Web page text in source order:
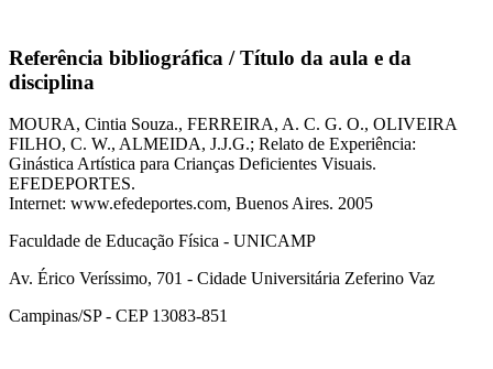
Referência bibliográfica / Título da aula e da
disciplina
MOURA, Cintia Souza., FERREIRA, A. C. G. O., OLIVEIRA
FILHO, C. W., ALMEIDA, J.J.G.; Relato de Experiência:
Ginástica Artística para Crianças Deficientes Visuais.
EFEDEPORTES.
Internet: www.efedeportes.com, Buenos Aires. 2005
Faculdade de Educação Física - UNICAMP
Av. Érico Veríssimo, 701 - Cidade Universitária Zeferino Vaz
Campinas/SP - CEP 13083-851